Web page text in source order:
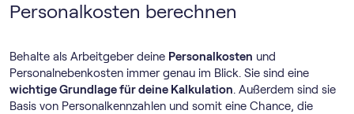
Personalkosten berechnen
Behalte als Arbeitgeber deine Personalkosten und
Personalnebenkosten immer genau im Blick. Sie sind eine
wichtige Grundlage für deine Kalkulation. Außerdem sind sie
Basis von Personalkennzahlen und somit eine Chance, die